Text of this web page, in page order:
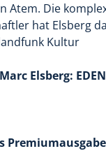
Atem. Die
hat Elsberg
Kultur
Elsberg: